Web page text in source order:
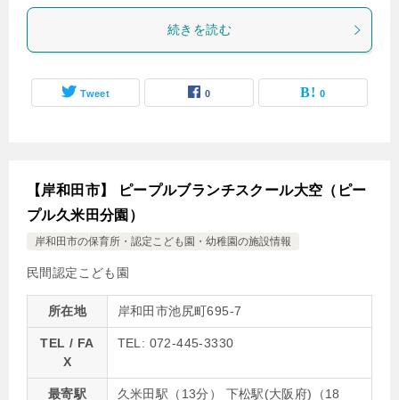
続きを読む
Tweet 0 0
【岸和田市】 ピープルブランチスクール大空（ピー
プル久米田分園）
岸和田市の保育所・認定こども園・幼稚園の施設情報
民間認定こども園
所在地 岸和田市池尻町695-7
TEL / FA
X
TEL: 072-445-3330
最寄駅
久米田駅（13分） 下松駅(大阪府)（18